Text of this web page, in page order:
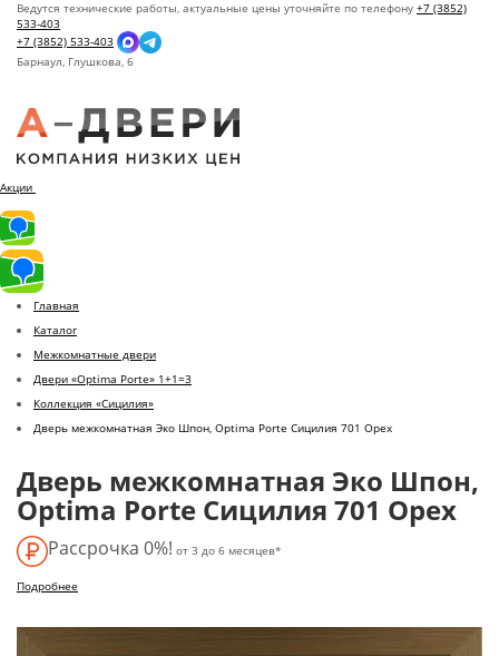
Ведутся технические работы, актуальные цены уточняйте по телефону +7 (3852)
533-403
+7 (3852) 533-403
Барнаул, Глушкова, 6
Акции
Главная
Каталог
Межкомнатные двери
Двери «Optima Porte» 1+1=3
Коллекция «Сицилия»
Дверь межкомнатная Эко Шпон, Optima Porte Сицилия 701 Орех
Дверь межкомнатная Эко Шпон,
Optima Porte Сицилия 701 Орех
Рассрочка 0%! от 3 до 6 месяцев*
Подробнее